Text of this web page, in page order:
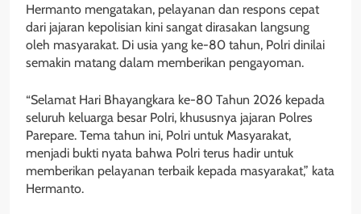
Hermanto mengatakan, pelayanan dan respons cepat
dari jajaran kepolisian kini sangat dirasakan langsung
oleh masyarakat. Di usia yang ke-80 tahun, Polri dinilai
semakin matang dalam memberikan pengayoman.
“Selamat Hari Bhayangkara ke-80 Tahun 2026 kepada
seluruh keluarga besar Polri, khususnya jajaran Polres
Parepare. Tema tahun ini, Polri untuk Masyarakat,
menjadi bukti nyata bahwa Polri terus hadir untuk
memberikan pelayanan terbaik kepada masyarakat,” kata
Hermanto.